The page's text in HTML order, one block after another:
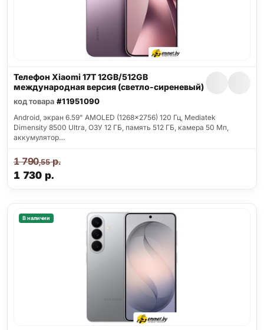
Телефон Xiaomi 17T 12GB/512GB
международная версия (светло-сиреневый)
код товара #11951090
Android, экран 6.59" AMOLED (1268x2756) 120 Гц, Mediatek
Dimensity 8500 Ultra, ОЗУ 12 ГБ, память 512 ГБ, камера 50 Мп,
аккумулятор…
1 730 р.
1 790,55р.
В наличии